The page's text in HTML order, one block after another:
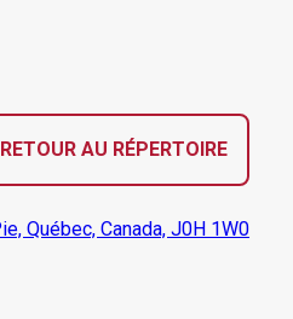
RETOUR AU RÉPERTOIRE